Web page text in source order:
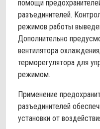
помощи
разъединителей.
режимов работы
Дополнительно
вентилятора
терморегулятора для
режимом.
Применение
разъединителей
установки от